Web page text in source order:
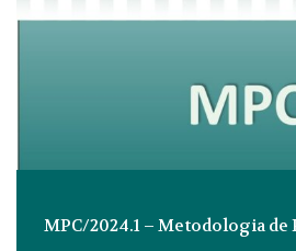
MPC/2024.1 – Metodologia de